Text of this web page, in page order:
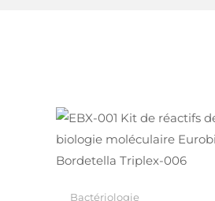
Bactériologie